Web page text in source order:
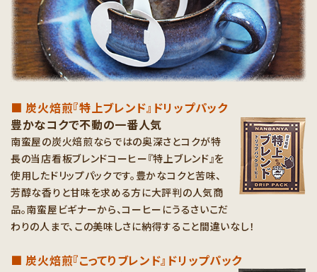
■ 炭火焙煎『特上ブレンド』ドリップパック
豊かなコクで不動の一番人気
南蛮屋の炭火焙煎ならではの奥深さとコクが特
長の当店看板ブレンドコーヒー『特上ブレンド』を
使用したドリップパックです。豊かなコクと苦味、
芳醇な香りと甘味を求める方に大評判の人気商
品。南蛮屋ビギナーから、コーヒーにうるさいこだ
わりの人まで、この美味しさに納得すること間違いなし！
■ 炭火焙煎『こってりブレンド』ドリップパック